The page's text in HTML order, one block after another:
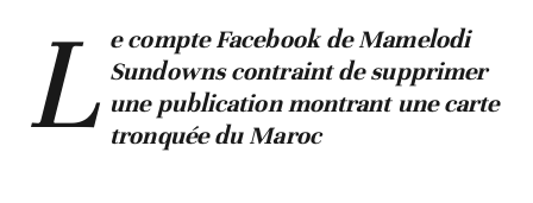
L e compte Facebook de Mamelodi
Sundowns contraint de supprimer
une publication montrant une carte
tronquée du Maroc